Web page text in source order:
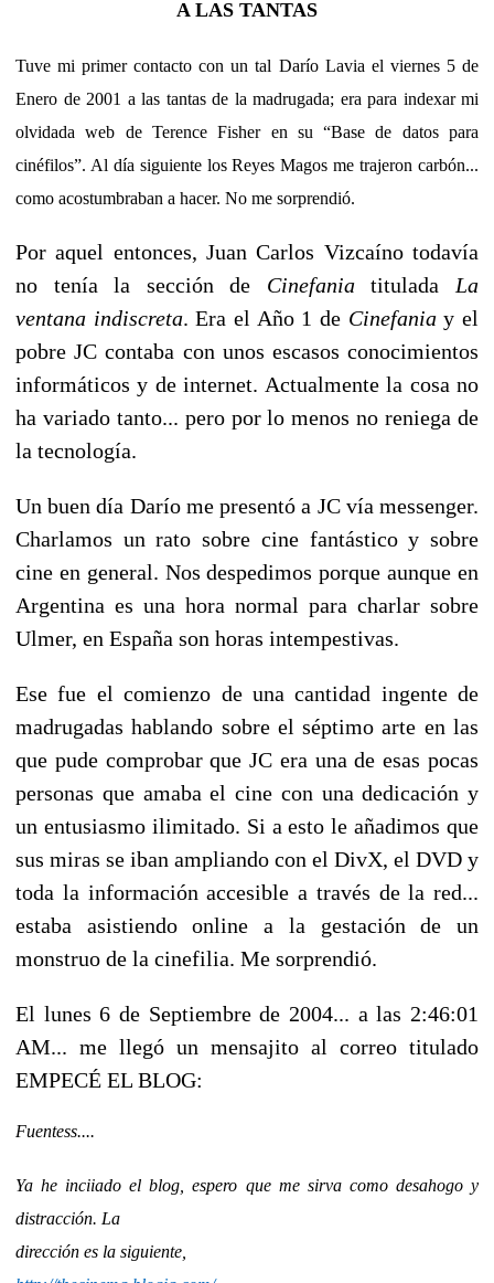
A LAS TANTAS
Tuve mi primer contacto con un tal Darío Lavia el viernes 5 de
Enero de 2001 a las tantas de la madrugada; era para indexar mi
olvidada web de Terence Fisher en su “Base de datos para
cinéfilos”. Al día siguiente los Reyes Magos me trajeron carbón...
como acostumbraban a hacer. No me sorprendió.
Por aquel entonces, Juan Carlos Vizcaíno todavía
no tenía la sección de Cinefaniatitulada La
ventana indiscreta. Era el Año 1 de Cinefaniay el
pobre JC contaba con unos escasos conocimientos
informáticos y de internet. Actualmente la cosa no
ha variado tanto... pero por lo menos no reniega de
la tecnología.
Un buen día Darío me presentó a JC vía messenger.
Charlamos un rato sobre cine fantástico y sobre
cine en general. Nos despedimos porque aunque en
Argentina es una hora normal para charlar sobre
Ulmer, en España son horas intempestivas.
Ese fue el comienzo de una cantidad ingente de
madrugadas hablando sobre el séptimo arte en las
que pude comprobar que JC era una de esas pocas
personas que amaba el cine con una dedicación y
un entusiasmo ilimitado. Si a esto le añadimos que
sus miras se iban ampliando con el DivX, el DVD y
toda la información accesible a través de la red...
estaba asistiendo online a la gestación de un
monstruo de la cinefilia. Me sorprendió.
El lunes 6 de Septiembre de 2004... a las 2:46:01
AM... me llegó un mensajito al correo titulado
EMPECÉ EL BLOG:
Fuentess....
Ya he inciiado el blog, espero que me sirva como desahogo y
distracción. La
dirección es la siguiente,